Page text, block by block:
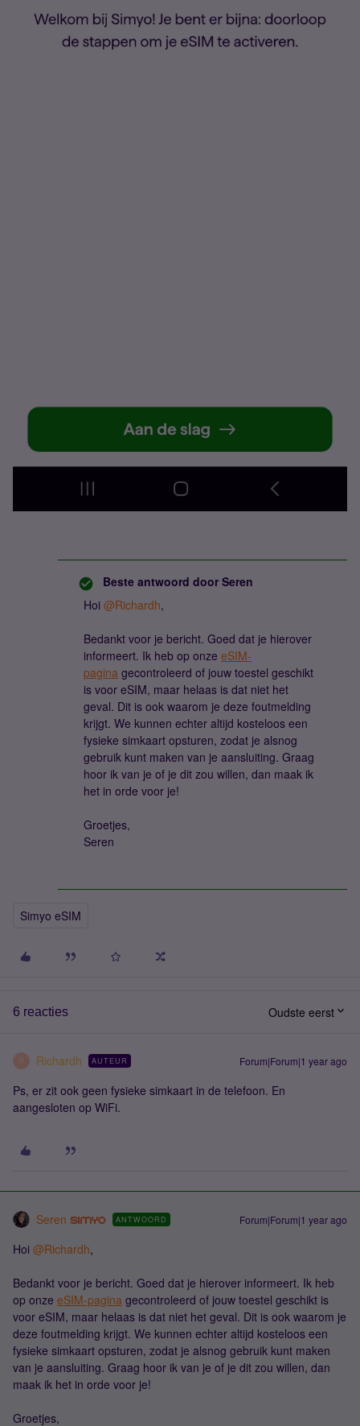
Beste antwoord door Seren
Hoi @Richardh,
Bedankt voor je bericht. Goed dat je hierover
informeert. Ik heb op onze eSIM-
pagina gecontroleerd of jouw toestel geschikt
is voor eSIM, maar helaas is dat niet het
geval. Dit is ook waarom je deze foutmelding
krijgt. We kunnen echter altijd kosteloos een
fysieke simkaart opsturen, zodat je alsnog
gebruik kunt maken van je aansluiting. Graag
hoor ik van je of je dit zou willen, dan maak ik
het in orde voor je!
Groetjes,
Seren
Simyo eSIM
6 reacties Oudste eerst
R Richardh AUTEUR Forum|Forum|1 year ago
Ps, er zit ook geen fysieke simkaart in de telefoon. En
aangesloten op WiFi.
Seren ANTWOORD Forum|Forum|1 year ago
Hoi @Richardh,
Bedankt voor je bericht. Goed dat je hierover informeert. Ik heb
op onze eSIM-pagina gecontroleerd of jouw toestel geschikt is
voor eSIM, maar helaas is dat niet het geval. Dit is ook waarom je
deze foutmelding krijgt. We kunnen echter altijd kosteloos een
fysieke simkaart opsturen, zodat je alsnog gebruik kunt maken
van je aansluiting. Graag hoor ik van je of je dit zou willen, dan
maak ik het in orde voor je!
Groetjes,